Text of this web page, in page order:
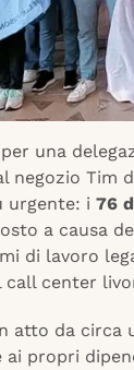
una
negozio Tim
urgente: i 76
a causa
di lavoro
call center
atto da circa
ai propri